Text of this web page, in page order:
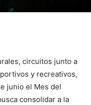
circuitos junto a
y recreativos,
junio el Mes del
consolidar a la